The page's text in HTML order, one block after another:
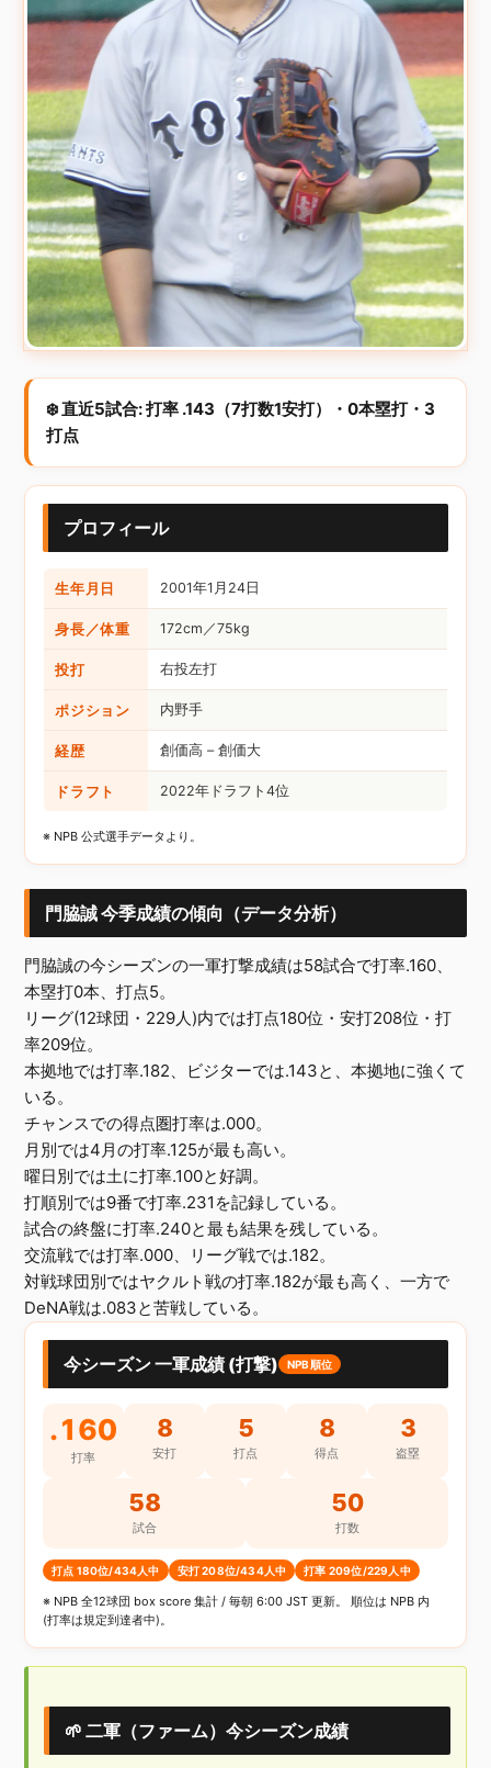
❄️ 直近5試合: 打率 .143（7打数1安打）・0本塁打・3
打点
プロフィール
生年月日 2001年1月24日
身長／体重 172cm／75kg
投打 右投左打
ポジション 内野手
経歴 創価高 – 創価大
ドラフト 2022年ドラフト4位
※ NPB 公式選手データより。
門脇誠 今季成績の傾向（データ分析）
門脇誠の今シーズンの一軍打撃成績は58試合で打率.160、
本塁打0本、打点5。
リーグ(12球団・229人)内では打点180位・安打208位・打
率209位。
本拠地では打率.182、ビジターでは.143と、本拠地に強くて
いる。
チャンスでの得点圏打率は.000。
月別では4月の打率.125が最も高い。
曜日別では土に打率.100と好調。
打順別では9番で打率.231を記録している。
試合の終盤に打率.240と最も結果を残している。
交流戦では打率.000、リーグ戦では.182。
対戦球団別ではヤクルト戦の打率.182が最も高く、一方で
DeNA戦は.083と苦戦している。
今シーズン 一軍成績 (打撃) NPB順位
.160
打率
8
安打
5
打点
8
得点
3
盗塁
58
試合
50
打数
打点 180位/434人中 安打 208位/434人中 打率 209位/229人中
※ NPB 全12球団 box score 集計 / 毎朝 6:00 JST 更新。 順位は NPB 内
(打率は規定到達者中)。
🌱 二軍（ファーム）今シーズン成績